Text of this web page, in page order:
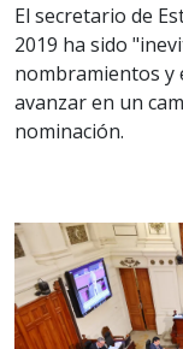
El secretario de
2019 ha sido
nombramientos y
avanzar en un
nominación.